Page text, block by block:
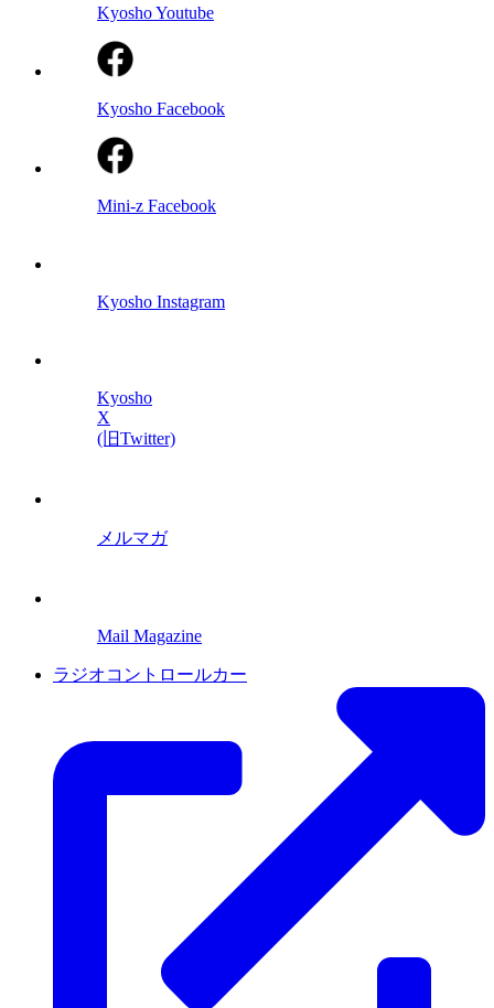
Kyosho Youtube
Kyosho Facebook
Mini-z Facebook
Kyosho Instagram
Kyosho
X
(旧Twitter)
メルマガ
Mail Magazine
ラジオコントロールカー